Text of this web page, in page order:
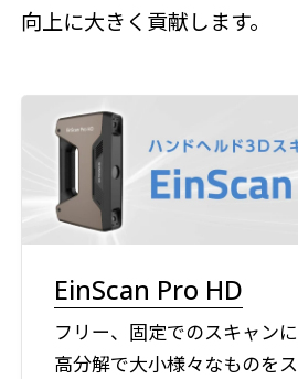
向上に大きく貢献します。
EinScan Pro HD
フリー、固定でのスキャン
高分解で大小様々なものを